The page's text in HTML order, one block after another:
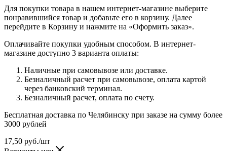
Для покупки товара в нашем интернет-магазине выберите
понравившийся товар и добавьте его в корзину. Далее
перейдите в Корзину и нажмите на «Оформить заказ».
Оплачивайте покупки удобным способом. В интернет-
магазине доступно 3 варианта оплаты:
Наличные при самовывозе или доставке.
Безналичный расчет при самовывозе, оплата картой
через банковский терминал.
Безналичный расчет, оплата по счету.
Бесплатная доставка по Челябинску при заказе на сумму более
3000 рублей
17,50 руб./шт